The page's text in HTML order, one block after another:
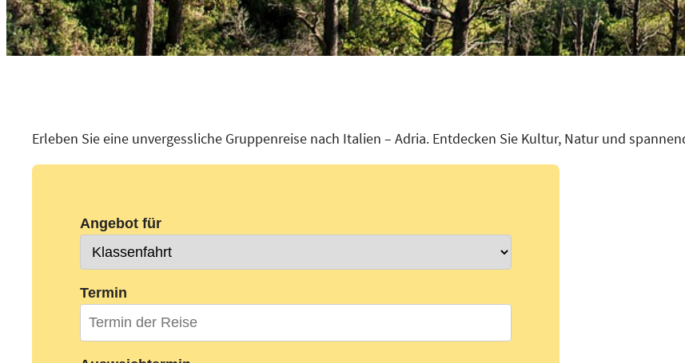
Erleben Sie eine unvergessliche Gruppenreise nach Italien – Adria. Entdecken Sie Kultur, Natur und
Angebot für
Termin